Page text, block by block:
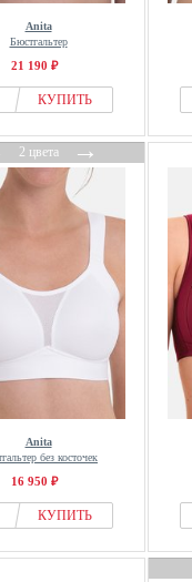
Anita
Бюстгальтер
21 190 ₽
КУПИТЬ
2 цвета→
Anita
без косточек
16 950 ₽
КУПИТЬ